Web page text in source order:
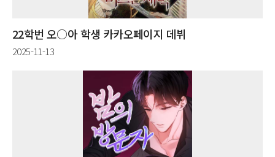
22학번 오○아 학생 카카오페이지 데뷔
2025-11-13